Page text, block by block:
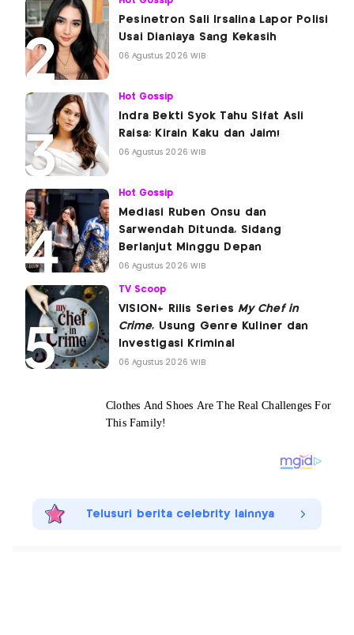
Pesinetron Sali Irsalina Lapor Polisi
Usai Dianiaya Sang Kekasih
06 Agustus 2026 WIB
Hot Gossip
Indra Bekti Syok Tahu Sifat Asli
Raisa: Kirain Kaku dan Jaim!
06 Agustus 2026 WIB
Hot Gossip
Mediasi Ruben Onsu dan
Sarwendah Ditunda, Sidang
Berlanjut Minggu Depan
06 Agustus 2026 WIB
TV Scoop
VISION+ Rilis Series My Chef in
Crime, Usung Genre Kuliner dan
Investigasi Kriminal
06 Agustus 2026 WIB
Telusuri berita celebrity lainnya